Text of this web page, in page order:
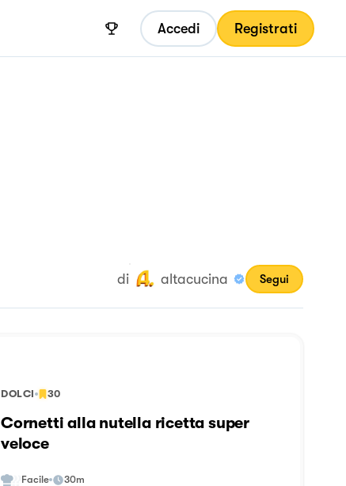
Accedi Registrati
di altacucina Segui
DOLCI 30
Cornetti alla nutella ricetta super
veloce
Facile 30m